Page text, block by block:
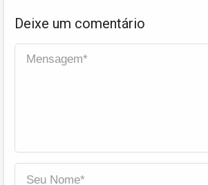
Deixe um comentário